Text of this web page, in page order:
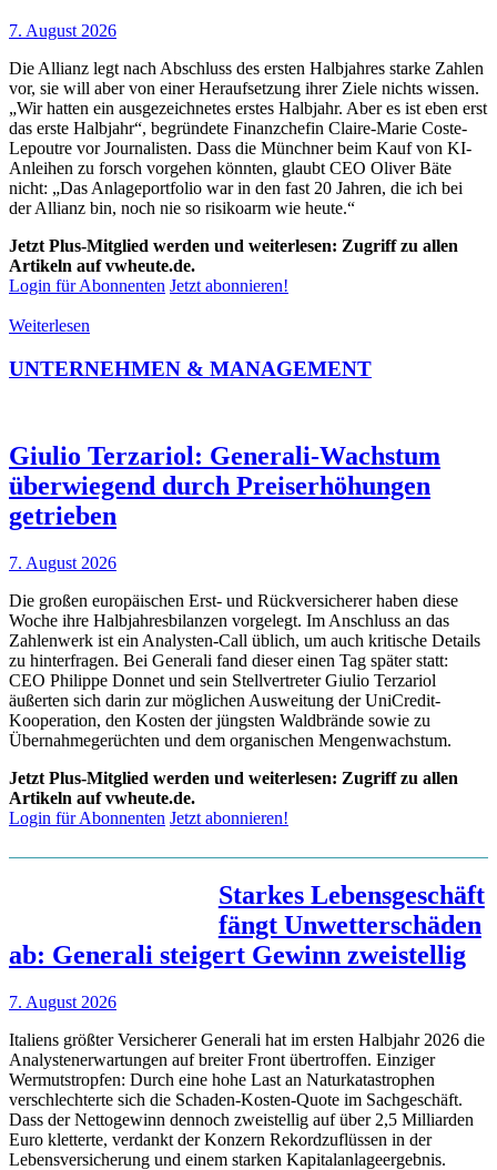
7. August 2026
Die Allianz legt nach Abschluss des ersten Halbjahres starke Zahlen
vor, sie will aber von einer Heraufsetzung ihrer Ziele nichts wissen.
„Wir hatten ein ausgezeichnetes erstes Halbjahr. Aber es ist eben erst
das erste Halbjahr“, begründete Finanzchefin Claire-Marie Coste-
Lepoutre vor Journalisten. Dass die Münchner beim Kauf von KI-
Anleihen zu forsch vorgehen könnten, glaubt CEO Oliver Bäte
nicht: „Das Anlageportfolio war in den fast 20 Jahren, die ich bei
der Allianz bin, noch nie so risikoarm wie heute.“
Jetzt Plus-Mitglied werden und weiterlesen: Zugriff zu allen
Artikeln auf vwheute.de.
Login für Abonnenten Jetzt abonnieren!
Weiterlesen
UNTERNEHMEN & MANAGEMENT
Giulio Terzariol: Generali-Wachstum
überwiegend durch Preiserhöhungen
getrieben
7. August 2026
Die großen europäischen Erst- und Rückversicherer haben diese
Woche ihre Halbjahresbilanzen vorgelegt. Im Anschluss an das
Zahlenwerk ist ein Analysten-Call üblich, um auch kritische Details
zu hinterfragen. Bei Generali fand dieser einen Tag später statt:
CEO Philippe Donnet und sein Stellvertreter Giulio Terzariol
äußerten sich darin zur möglichen Ausweitung der UniCredit-
Kooperation, den Kosten der jüngsten Waldbrände sowie zu
Übernahmegerüchten und dem organischen Mengenwachstum.
Jetzt Plus-Mitglied werden und weiterlesen: Zugriff zu allen
Artikeln auf vwheute.de.
Login für Abonnenten Jetzt abonnieren!
Starkes Lebensgeschäft
fängt Unwetterschäden
ab: Generali steigert Gewinn zweistellig
7. August 2026
Italiens größter Versicherer Generali hat im ersten Halbjahr 2026 die
Analystenerwartungen auf breiter Front übertroffen. Einziger
Wermutstropfen: Durch eine hohe Last an Naturkatastrophen
verschlechterte sich die Schaden-Kosten-Quote im Sachgeschäft.
Dass der Nettogewinn dennoch zweistellig auf über 2,5 Milliarden
Euro kletterte, verdankt der Konzern Rekordzuflüssen in der
Lebensversicherung und einem starken Kapitalanlageergebnis.